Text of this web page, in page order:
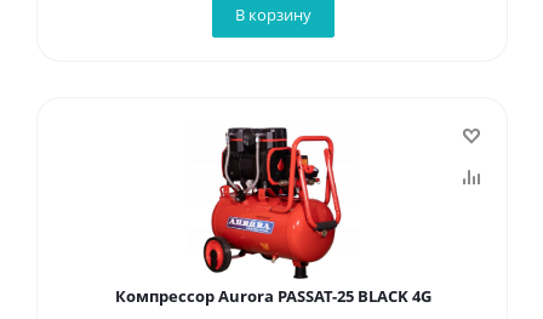
В корзину
Компрессор Aurora PASSAT-25 BLACK 4G